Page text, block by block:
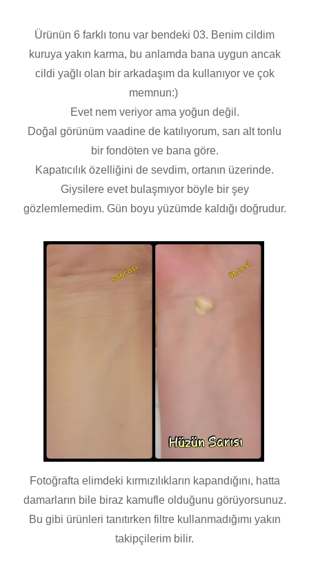
Ürünün 6 farklı tonu var bendeki 03. Benim cildim
kuruya yakın karma, bu anlamda bana uygun ancak
cildi yağlı olan bir arkadaşım da kullanıyor ve çok
memnun:)
Evet nem veriyor ama yoğun değil.
Doğal görünüm vaadine de katılıyorum, sarı alt tonlu
bir fondöten ve bana göre.
Kapatıcılık özelliğini de sevdim, ortanın üzerinde.
Giysilere evet bulaşmıyor böyle bir şey
gözlemlemedim. Gün boyu yüzümde kaldığı doğrudur.
Fotoğrafta elimdeki kırmızılıkların kapandığını, hatta
damarların bile biraz kamufle olduğunu görüyorsunuz.
Bu gibi ürünleri tanıtırken filtre kullanmadığımı yakın
takipçilerim bilir.